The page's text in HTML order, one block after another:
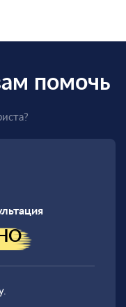
помочь